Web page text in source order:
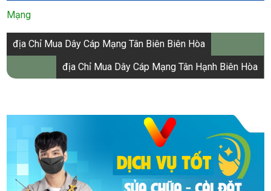
Mạng
Điều
hướng
bài
địa Chỉ Mua Dây Cáp Mạng Tân Biên Biên Hòa
địa Chỉ Mua Dây Cáp Mạng Tân Hạnh Biên Hòa